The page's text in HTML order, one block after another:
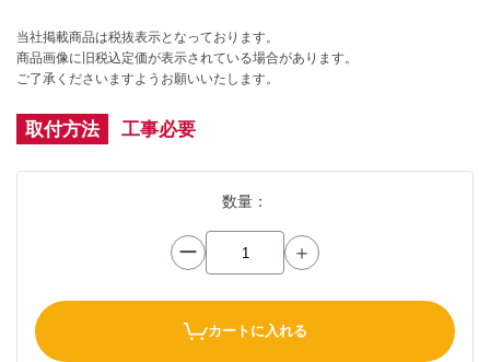
当社掲載商品は税抜表示となっております。
商品画像に旧税込定価が表示されている場合があります。
ご了承くださいますようお願いいたします。
取付方法 工事必要
数量：
ー ＋
カートに入れる